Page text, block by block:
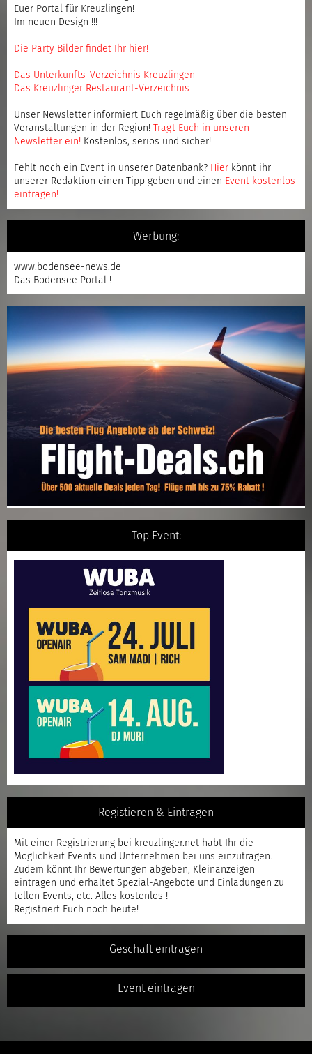
Euer Portal für Kreuzlingen!
Im neuen Design !!!
Die Party Bilder findet Ihr hier!
Das Unterkunfts-Verzeichnis Kreuzlingen
Das Kreuzlinger Restaurant-Verzeichnis
Unser Newsletter informiert Euch regelmäßig über die besten
Veranstaltungen in der Region!
Tragt Euch in unseren
Newsletter ein! Kostenlos, seriös und sicher!
Fehlt noch ein Event in unserer Datenbank? Hier könnt ihr
unserer Redaktion einen Tipp geben und einen Event kostenlos
eintragen!
Werbung:
www.bodensee-news.de
Das Bodensee Portal !
Top Event:
Registieren & Eintragen
Mit einer Registrierung bei kreuzlinger.net habt Ihr die
Möglichkeit Events und Unternehmen bei uns einzutragen.
Zudem könnt Ihr Bewertungen abgeben, Kleinanzeigen
eintragen und erhaltet Spezial-Angebote und Einladungen zu
tollen Events, etc. Alles kostenlos !
Registriert Euch noch heute!
Geschäft eintragen
Event eintragen